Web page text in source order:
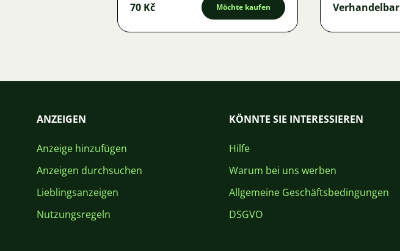
70 Kč Möchte kaufen Verhandelbar
ANZEIGEN
Anzeige hinzufügen
Anzeigen durchsuchen
Lieblingsanzeigen
Nutzungsregeln
KÖNNTE SIE INTERESSIEREN
Hilfe
Warum bei uns werben
Allgemeine Geschäftsbedingungen
DSGVO